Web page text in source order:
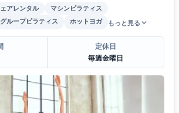
アレンタル
マシンピラティス
グループピラティス ホットヨガ もっと見る
定休日
毎週金曜日